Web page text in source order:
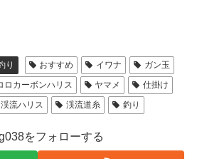
り おすすめ イワナ
ガン玉
ロカーボンハリス ヤマメ
仕掛け
渓流ハリス 渓流道糸 釣り
をフォローする